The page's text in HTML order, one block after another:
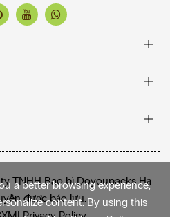
TNHH Bao bì Doyoupacks Hạ
được bảo lưu.
a better browsing experience,
content. By using this